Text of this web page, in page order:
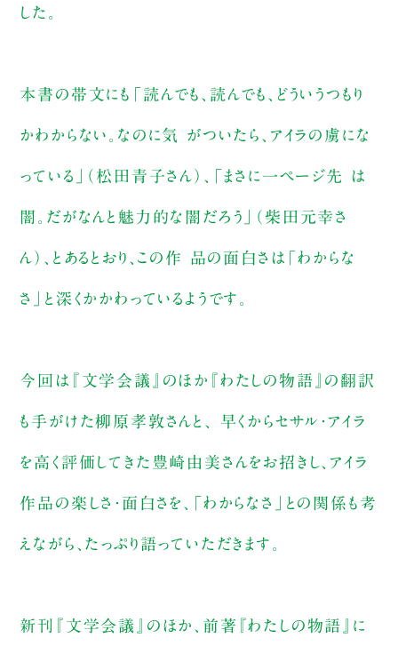
した。
本書の帯文にも「読んでも、読んでも、どういうつもり
かわからない。なのに気 がついたら、アイラの虜にな
っている」（松田青子さん）、「まさに一ページ先 は
闇。だがなんと魅力的な闇だろう」（柴田元幸さ
ん）、とあるとおり、この作 品の面白さは「わからな
さ」と深くかかわっているようです。
今回は『文学会議』のほか『わたしの物語』の翻訳
も手がけた柳原孝敦さんと、 早くからセサル・アイラ
を高く評価してきた豊崎由美さんをお招きし、アイラ
作品の楽しさ・面白さを、「わからなさ」との関係も考
えながら、たっぷり語っていただきます。
新刊『文学会議』のほか、前著『わたしの物語』に